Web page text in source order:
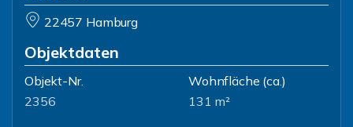
22457 Hamburg
Objektdaten
Objekt-Nr.
2356
Wohnfläche (ca.)
131 m²